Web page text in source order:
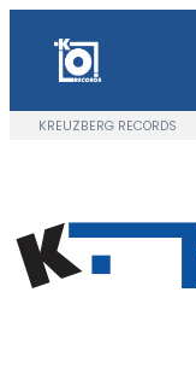
Inhalt
springen
KREUZBERG RECORDS